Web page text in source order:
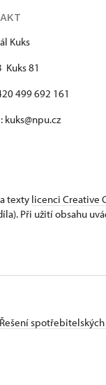
Kuks
Kuks 81
499 692 161
kuks@npu.cz
texty licenci Creative
Při užití obsahu
Řešení